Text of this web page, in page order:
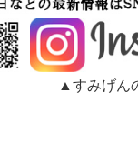
▲すみげん